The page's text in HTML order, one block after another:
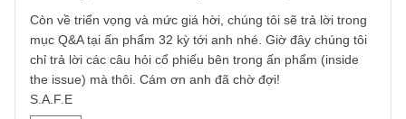
TGN_S.A.F.E Team
Vâng cám ơn gợi ý của anh, mong anh thứ lỗi vì trả lời